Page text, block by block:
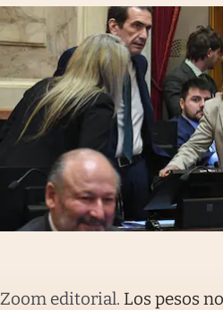
Zoom editorial. Los pesos